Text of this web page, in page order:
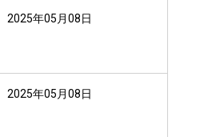
2025年05月08日
2025年05月08日